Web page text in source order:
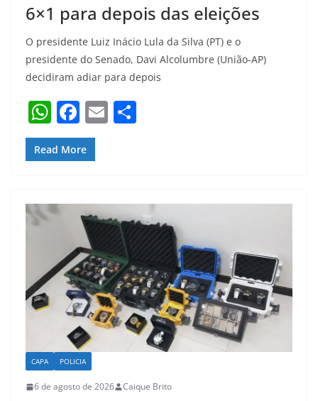
6×1 para depois das eleições
O presidente Luiz Inácio Lula da Silva (PT) e o
presidente do Senado, Davi Alcolumbre (União-AP)
decidiram adiar para depois
W
h
at
A
F
a
c
b
o
o
k
E
Read More
CAPA POLICIA
6 de agosto de 2026 Caique Brito